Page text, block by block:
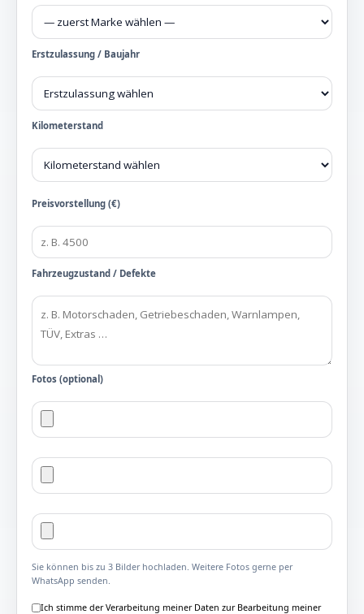
Erstzulassung / Baujahr
Kilometerstand
Preisvorstellung (€)
Fahrzeugzustand / Defekte
Fotos (optional)
Sie können bis zu 3 Bilder hochladen. Weitere Fotos gerne per
WhatsApp senden.
Ich stimme der Verarbeitung meiner Daten zur Bearbeitung meiner